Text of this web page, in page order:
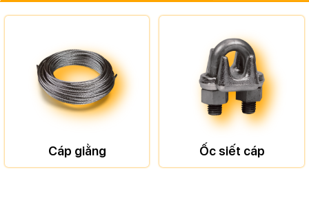
Cáp giằng Ốc siết cáp